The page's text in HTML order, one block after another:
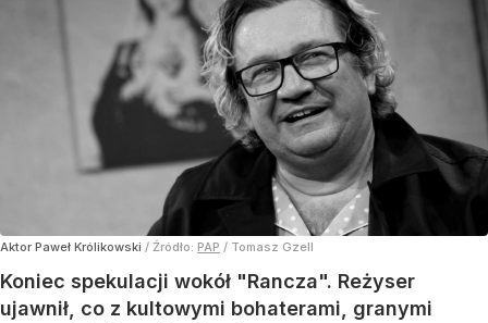
Aktor Paweł Królikowski / Źródło: PAP / Tomasz Gzell
Koniec spekulacji wokół "Rancza". Reżyser
ujawnił, co z kultowymi bohaterami, granymi